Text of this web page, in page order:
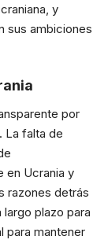
y
sus ambiciones
por
La falta de
en Ucrania y
razones detrás
plazo para
para mantener